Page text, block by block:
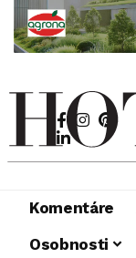
Komentáre
Osobnosti